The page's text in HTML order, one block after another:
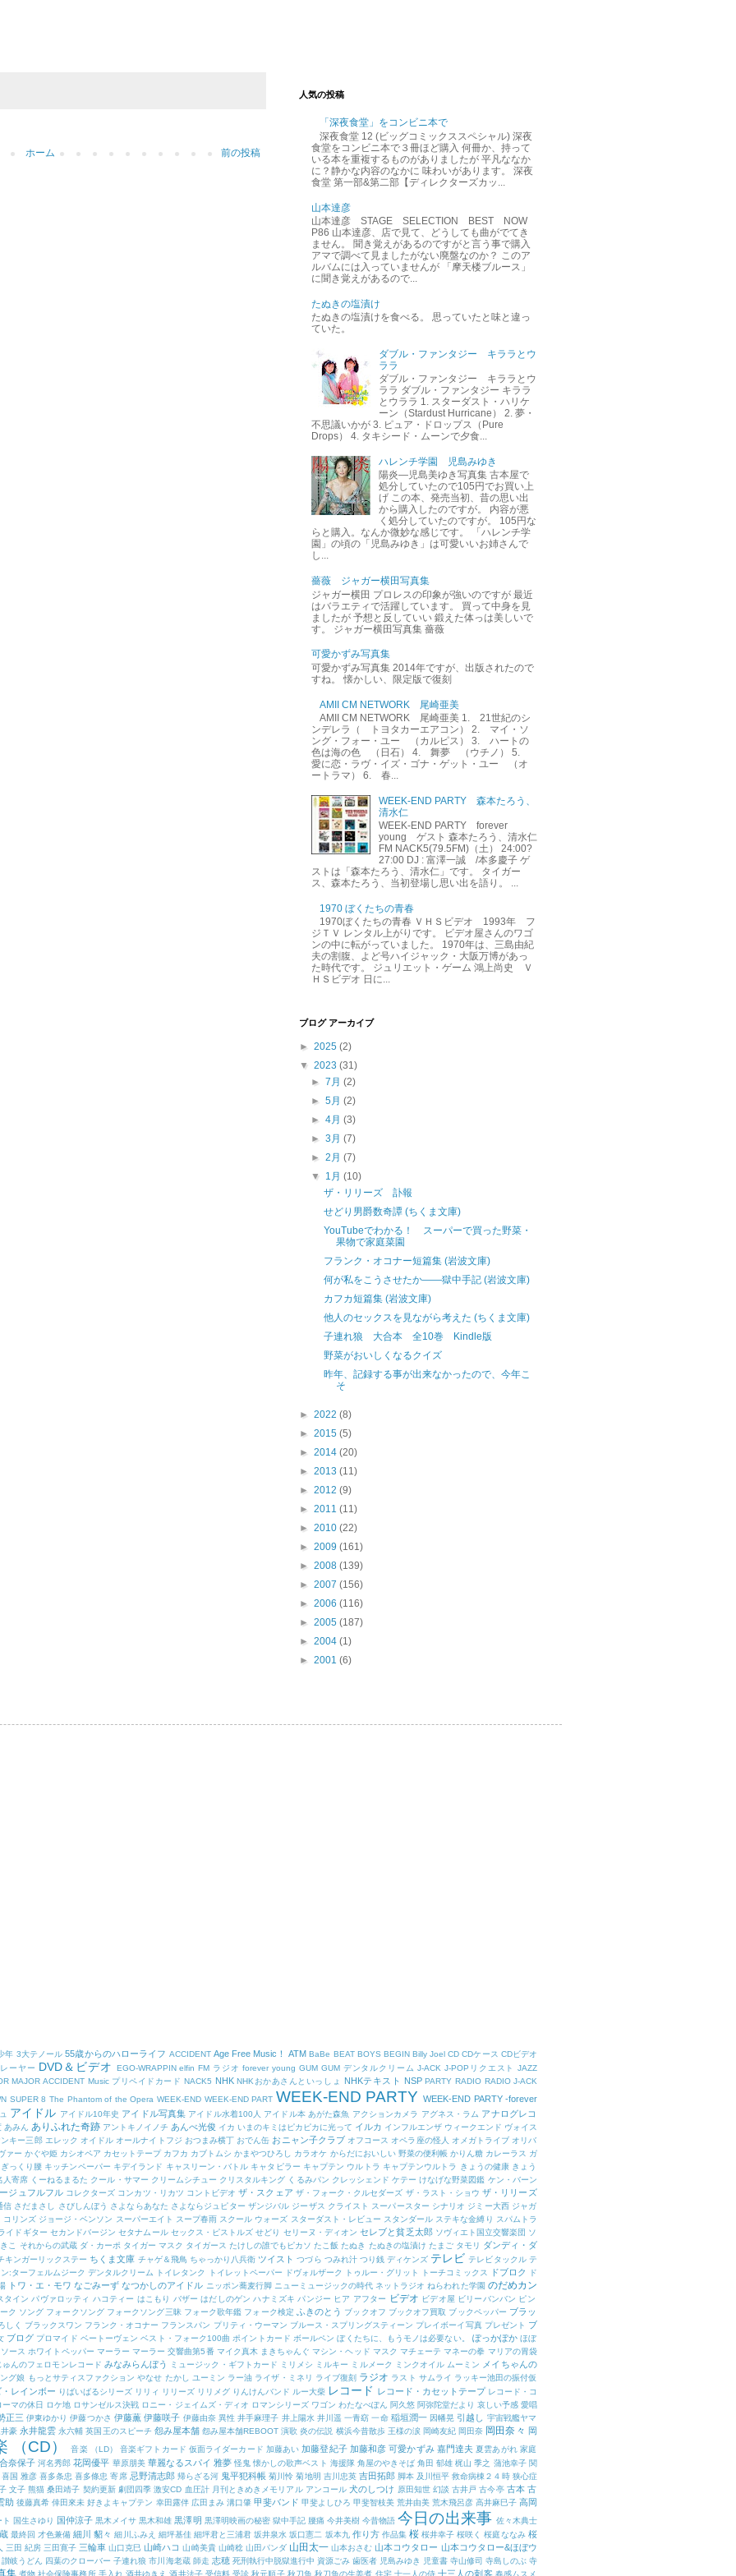
前の投稿
ホーム
人気の投稿
「深夜食堂」をコンビニ本で
深夜食堂 12 (ビッグコミックススペシャル) 深夜
食堂をコンビニ本で３冊ほど購入 何冊か、持って
いる本を重複するものがありましたが 平凡ななか
に？静かな内容のなかに 味わいがあります。 深夜
食堂 第一部&第二部【ディレクターズカッ...
山本達彦
山本達彦 STAGE SELECTION BEST NOW
P86 山本達彦、店で見て、どうしても曲がでてき
ません。 聞き覚えがあるのですがと言う事で購入
アマで調べて見ましたがない廃盤なのか？ このア
ルバムには入っていませんが 「摩天楼ブルース」
に聞き覚えがあるので...
たぬきの塩漬け
たぬきの塩漬けを食べる。 思っていたと味と違っ
ていた。
ダブル・ファンタジー キララとウ
ララ
ダブル・ファンタジー キララとウ
ララ ダブル・ファンタジー キララ
とウララ 1. スターダスト・ハリケ
ーン（Stardust Hurricane） 2. 夢・
不思議いかが 3. ピュア・ドロップス（Pure
Drops） 4. タキシード・ムーンで夕食...
ハレンチ学園 児島みゆき
陽炎―児島美ゆき写真集 古本屋で
処分していたので105円でお買い上
げ この本、発売当初、昔の思い出
から購入したのですが。 内容が悪
く処分していたのですが。 105円な
らと購入。なんか微妙な感じです。 「ハレンチ学
園」の頃の「児島みゆき」は可愛いいお姉さんで
し...
薔薇 ジャガー横田写真集
ジャガー横田 プロレスの印象が強いのですが 最近
はバラエティで活躍しています。 買って中身を見
ましたが 予想と反していい 鍛えた体っは美しいで
す。 ジャガー横田写真集 薔薇
可愛かずみ写真集
可愛かずみ写真集 2014年ですが、出版されたので
すね。 懐かしい、限定版で復刻
AMII CM NETWORK 尾崎亜美
AMII CM NETWORK 尾崎亜美 1. 21世紀のシ
ンデレラ（ トヨタカーエアコン） 2. マイ・ソ
ング・フォー・ユー （カルピス） 3. ハートの
色は海の色 （日石） 4. 舞夢 （ウチノ） 5.
愛に恋・ラヴ・イズ・ゴナ・ゲット・ユー （オ
ートラマ） 6. 春...
WEEK-END PARTY 森本たろう、
清水仁
WEEK-END PARTY forever
young ゲスト 森本たろう、清水仁
FM NACK5(79.5FM)（土） 24:00?
27:00 DJ : 富澤一誠 /本多慶子 ゲ
ストは「森本たろう、清水仁」です。 タイガー
ス、森本たろう、当初登場し思い出を語り。 ...
1970 ぼくたちの青春
1970ぼくたちの青春 ＶＨＳビデオ 1993年 フ
ジＴＶ レンタル上がりです。 ビデオ屋さんのワゴ
ンの中に転がっていました。 1970年は、三島由紀
夫の割腹、よど号ハイジャック・大阪万博があっ
た時代です。 ジュリエット・ゲーム 鴻上尚史 Ｖ
ＨＳビデオ 日に...
ブログ アーカイブ
► 2025 (2)
▼ 2023 (31)
►7月(2)
►5月(2)
►4月(3)
►3月(7)
►2月(7)
▼ 1月(10)
ザ・リリーズ 訃報
せどり男爵数奇譚 (ちくま文庫)
YouTubeでわかる！ スーパーで買った野菜・
果物で家庭菜園
フランク・オコナー短篇集 (岩波文庫)
何が私をこうさせたか――獄中手記 (岩波文庫)
カフカ短篇集 (岩波文庫)
他人のセックスを見ながら考えた (ちくま文庫)
子連れ狼 大合本 全10巻 Kindle版
野菜がおいしくなるクイズ
昨年、記録する事が出来なかったので、今年こ
そ
► 2022 (8)
► 2015 (5)
► 2014 (20)
► 2013 (11)
► 2012 (9)
► 2011 (11)
► 2010 (22)
► 2009 (161)
► 2008 (139)
► 2007 (156)
► 2006 (116)
► 2005 (187)
► 2004 (1)
► 2001 (6)
年 3大テノール 55歳からのハローライフ ACCIDENT Age Free Music！ ATM BaBe BEAT BOYS BEGIN Billy Joel CD CDケース CDビデオ
ーヤー DVD＆ビデオ EGO-WRAPPIN elfin FM ラジオ forever young GUM GUM デンタルクリーム J-ACK J-POPリクエスト
JAZZ
MAJOR ACCIDENT Music プリペイドカード NACK5 NHK NHKおかあさんといっしょ NHKテキスト NSP PARTY RADIO RADIO J-ACK
SUPER 8 The Phantom of the Opera WEEK-END WEEK-END PART WEEK-END PARTY WEEK-END PARTY -forever
アイドル アイドル10年史 アイドル写真集 アイドル水着100人 アイドル本 あがた森魚 アクションカメラ アグネス・ラム アナログレコ
あみん ありふれた奇跡 アントキノイノチ あんべ光俊 イカ いまのキミはピカピカに光って イルカ インフルエンザ ウィークエンド ヴォイス
キー三郎 エレック オイドル オールナイトフジ おつまみ横丁 おでん缶 おニャン子クラブ オフコース オペラ座の怪人 オメガトライブ オリバ
ァー かぐや姫 カシオペア カセットテープ カフカ カブトムシ かまやつひろし カラオケ からだにおいしい 野菜の便利帳 かりん糖 カレーラス ガ
ぎっくり腰 キッチンペーパー キデイランド キャスリーン・バトル キャタピラー キャプテン ウルトラ キャプテンウルトラ きょうの健康 きょう
人寄席 くーねるまるた クール・サマー クリームシチュー クリスタルキング くるみパン クレッシェンド ケテー けなげな野菜図鑑 ケン・バーン
ジュフルフル コレクターズ コンカツ・リカツ コントビデオ ザ・スクェア ザ・フォーク・クルセダーズ ザ・ラスト・ショウ ザ・リリーズ
信 さだまさし さびしんぼう さよならあなた さよならジュピター ザンジバル ジーザス クライスト スーパースター シナリオ ジミー大西 ジャガ
コリンズ ジョージ・ベンソン スーパーエイト スープ春雨 スクール ウォーズ スターダスト・レビュー スタンダール ステキな金縛り スパムトラ
イドギター セカンドバージン セタナムール セックス・ピストルズ せどり セリーヌ・ディオン セレブと貧乏太郎 ソヴィエト国立交響楽団 ソ
こ
それからの武蔵 ダ・カーポ タイガー マスク タイガース たけしの誰でもピカソ たこ飯 たぬき たぬきの塩漬け たまご タモリ ダンディ・ダ
キンガーリックステー ちくま文庫 チャゲ＆飛鳥 ちゃっかり八兵衛 ツイスト つづら つみれ汁 つり銭 ディケンズ テレビ テレビタックル テ
:ターフェルムジーク デンタルクリーム トイレタンク トイレットペーパー ドヴォルザーク トゥルー・グリット トーチコミックス ドブロク
ド
トワ・エ・モワ なごみーず なつかしのアイドル ニッポン蕎麦行脚 ニューミュージックの時代 ネットラジオ ねらわれた学園 のだめカン
タイン パヴァロッティ ハコティー はこもり バザー はだしのゲン ハナミズキ パンジー ヒア アフター ビデオ ビデオ屋 ビリーバンバン ピン
ク ソング フォークソング フォークソング三昧 フォーク歌年鑑 フォーク検定 ふきのとう ブックオフ ブックオフ買取 ブックペッパー ブラッ
しく ブラックスワン フランク・オコナー フランスパン プリティ・ウーマン ブルース・スプリングスティーン プレイボーイ写真 プレゼント ブ
ブログ プロマイド ベートーヴェン ベスト・フォーク100曲 ポイントカード ボールペン ぼくたちに、もうモノは必要ない。 ぽっかぽか ほぼ
ース ホワイトペッパー マーラー マーラー 交響曲第5番 マイク真木 まきちゃんぐ マシン・ヘッド マスク マチェーテ マネーの拳 マリアの胃袋
ゅんのフェロモンレコード みなみらんぼう ミュージック・ギフトカード ミリメシ ミルキー ミルメーク ミンクオイル ムーミン メイちゃんの
グ娘 もっとサティスファクション やなせ たかし ユーミン ラー油 ライザ・ミネリ ライブ復刻 ラジオ ラスト サムライ ラッキー池田の振付仮
レインボー りばいばるシリーズ リリィ リリーズ リリメグ りんけんバンド ルー大柴 レコード レコード・カセットテープ レコード・コ
ーマの休日
ロケ地 ロサンゼルス決戦 ロニー・ジェイムズ・ディオ ロマンシリーズ ワゴン わたなべぽん 阿久悠 阿弥陀堂だより 哀しい予感 愛唱
正三 伊東ゆかり 伊藤つかさ 伊藤薫 伊藤咲子 伊藤由奈 異性 井手麻理子 井上陽水 井川遥 一青窈 一命 稲垣潤一 因幡晃 引越し 宇宙戦艦ヤマ
豪 永井龍雲 永六輔 英国王のスピーチ 怨み屋本舗 怨み屋本舗REBOOT 演歌 炎の伝説 横浜今昔散歩 王様の涙 岡崎友紀 岡田奈 岡田奈々 岡
（CD） 音楽 （LD） 音楽ギフトカード 仮面ライダーカード 加藤あい 加藤登紀子 加藤和彦 可愛かずみ 嘉門達夫 夏雲あがれ 家庭
奈保子 河名秀郎 花岡優平 華原朋美 華麗なるスパイ 雅夢 怪鬼 懐かしの歌声ベスト 海援隊 角屋のやきそば 角田 郁雄 梶山 季之 蒲池幸子 関
喜国 雅彦 喜多条忠 喜多條忠 寄席 忌野清志郎 帰らざる河 鬼平犯科帳 菊川怜 菊地明 吉川忠英 吉田拓郎 脚本 及川恒平 救命病棟２４時 狭心症
文子 熊猫 桑田靖子 契約更新 劇団四季 激安CD 血圧計 月刊ときめきメモリアル アンコール 犬のしつけ 原田知世 幻談 古井戸 古今亭 古本 古
助 後藤真希 倖田來未 好きよキャプテン 幸田露伴 広田まみ 溝口肇 甲斐バンド 甲斐よしひろ 甲斐智枝美 荒井由美 荒木飛呂彦 高井麻巳子 高岡
国生さゆり 国仲涼子 黒木メイサ 黒木和雄 黒澤明 黒澤明映画の秘密 獄中手記 腰痛 今井美樹 今昔物語 今日の出来事 佐々木典士
最終回 才色兼備 細川 貂々 細川ふみえ 細坪基佳 細坪君と三浦君 坂井泉水 坂口憲二 坂本九 作り方 作品集 桜 桜井幸子 桜咲く 桜庭ななみ 桜
三田 紀房 三田寛子 三輪車 山口克巳 山崎ハコ 山崎美貴 山崎稔 山田パンダ 山田太一 山本おさむ 山本コウタロー 山本コウタロー&ほぼウ
讃岐うどん 四葉のクローバー 子連れ狼 市川海老蔵 師走 志穂 死刑執行中脱獄進行中 資源ごみ 歯医者 児島みゆき 児童書 寺山修司 寺島しのぶ 寺
集 煮物 社会保険事務所 手入れ 酒井ゆきえ 酒井法子 受信料 受診 秋元順子 秋刀魚 秋刀魚の生姜煮 住宅 十一人の侍 十三人の刺客 春感ムスメ